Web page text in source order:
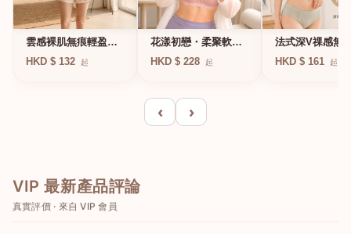
雲感裸肌無痕輕盈無
鋼圈內衣
HKD $ 132 起
花漾初戀・柔聚軟鋼
圈蕾絲內衣
HKD $ 228 起
法式深V祼感無
凍軟支撐條無鋼
HKD $ 161 起
‹ ›
VIP 最新產品評論
真實評價 · 來自 VIP 會員